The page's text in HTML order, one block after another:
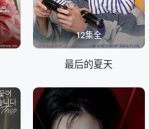
12集全
最后的夏天